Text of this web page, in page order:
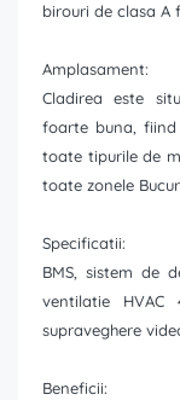
birouri de clasa A
Amplasament:
Cladirea este
foarte buna,
toate tipurile de
toate zonele
Specificatii:
BMS, sistem de
ventilatie
supraveghere
Beneficii: